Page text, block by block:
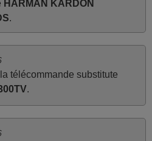
Joel,
tres bien, et service rapide
HARMAN KARDON
.
télécommande substitute
.